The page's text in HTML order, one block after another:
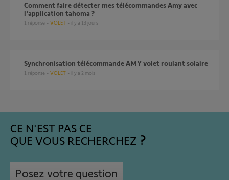
comment faire détecter mes télécommandes Amy avec
l'application tahoma ?
1 réponse VOLET il y a 13 jours
Synchronisation télécommande AMY volet roulant solaire
1 réponse VOLET il y a 2 mois
CE N'EST PAS CE
QUE VOUS RECHERCHEZ
Posez votre question